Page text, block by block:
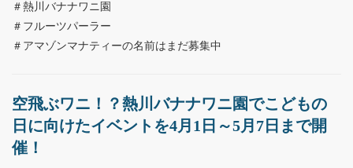
＃熱川バナナワニ園
＃フルーツパーラー
＃アマゾンマナティーの名前はまだ募集中
空飛ぶワニ！？熱川バナナワニ園でこどもの
日に向けたイベントを4月1日～5月7日まで開
催！